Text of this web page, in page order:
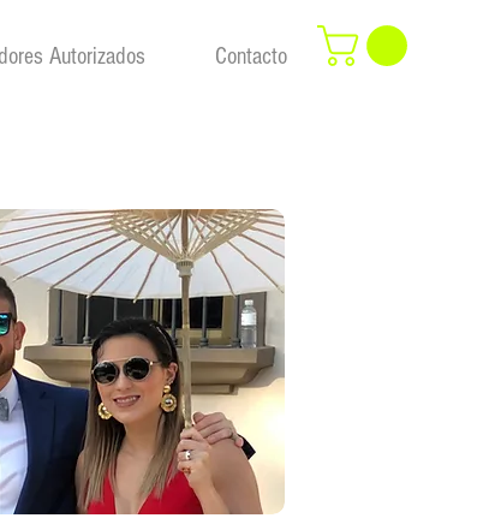
Autorizados Contacto